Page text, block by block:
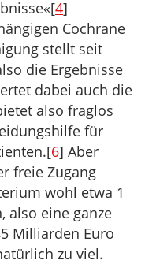
4]
Cochrane
stellt seit
die Ergebnisse
dabei auch die
also fraglos
für
6] Aber
freie Zugang
wohl etwa 1
also eine ganze
Milliarden Euro
zu viel.